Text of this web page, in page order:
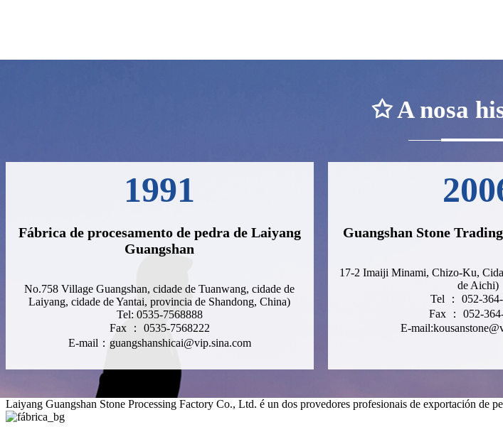
✩ A nosa
1991
Fábrica de procesamento de pedra de Laiyang
Guangshan
No.758 Village Guangshan, cidade de Tuanwang, cidade de
Laiyang, cidade de Yantai, provincia de Shandong, China)
Tel: 0535-7568888
Fax ： 0535-7568222
E-mail：guangshanshicai@vip.sina.com
Guangshan Stone
17-2 Imaiji Minami, Chizo-Ku,
de Aichi)
Tel ： 052-
Fax ： 052-
E-
Laiyang Guangshan Stone Processing Factory Co., Ltd. é un dos provedores profesionais de exportación de